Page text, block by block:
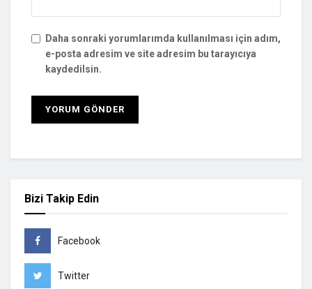
Daha sonraki yorumlarımda kullanılması için adım,
e-posta adresim ve site adresim bu tarayıcıya
kaydedilsin.
Bizi Takip Edin
Facebook
Twitter